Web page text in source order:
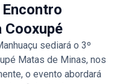
Cooxupé
sediará o 3º
Matas de Minas, nos
o evento abordará